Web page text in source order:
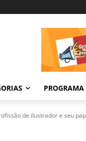
de ilustrador e seu